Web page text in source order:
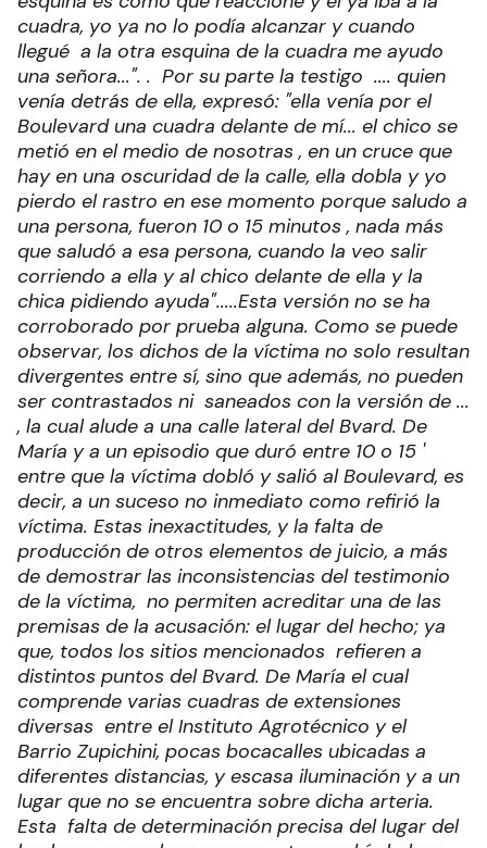
cuadra, yo ya no lo podía alcanzar y cuando
llegué a la otra esquina de la cuadra me ayudo
una señora...". . Por su parte la testigo .... quien
venía detrás de ella, expresó: "ella venía por el
Boulevard una cuadra delante de mí... el chico se
metió en el medio de nosotras , en un cruce que
hay en una oscuridad de la calle, ella dobla y yo
pierdo el rastro en ese momento porque saludo a
una persona, fueron 10 o 15 minutos , nada más
que saludó a esa persona, cuando la veo salir
corriendo a ella y al chico delante de ella y la
chica pidiendo ayuda".....Esta versión no se ha
corroborado por prueba alguna. Como se puede
observar, los dichos de la víctima no solo resultan
divergentes entre sí, sino que además, no pueden
ser contrastados ni saneados con la versión de ...
, la cual alude a una calle lateral del Bvard. De
María y a un episodio que duró entre 10 o 15 '
entre que la víctima dobló y salió al Boulevard, es
decir, a un suceso no inmediato como refirió la
víctima. Estas inexactitudes, y la falta de
producción de otros elementos de juicio, a más
de demostrar las inconsistencias del testimonio
de la víctima, no permiten acreditar una de las
premisas de la acusación: el lugar del hecho; ya
que, todos los sitios mencionados refieren a
distintos puntos del Bvard. De María el cual
comprende varias cuadras de extensiones
diversas entre el Instituto Agrotécnico y el
Barrio Zupichini, pocas bocacalles ubicadas a
diferentes distancias, y escasa iluminación y a un
lugar que no se encuentra sobre dicha arteria.
Esta falta de determinación precisa del lugar del